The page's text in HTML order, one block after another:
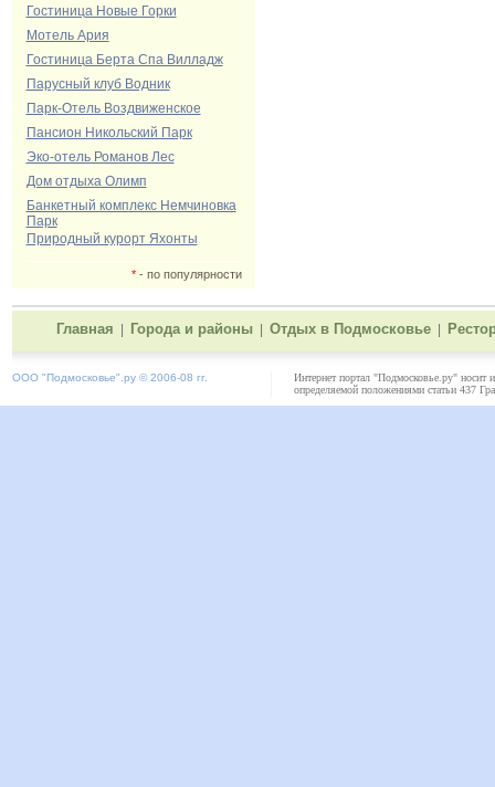
Гостиница Новые Горки
Мотель Ария
Гостиница Берта Спа Вилладж
Парусный клуб Водник
Парк-Отель Воздвиженское
Пансион Никольский Парк
Эко-отель Романов Лес
Дом отдыха Олимп
Банкетный комплекс Немчиновка
Парк
Природный курорт Яхонты
*- по популярности
Главная Города и районы Отдых в Подмосковье
ООО "Подмосковье" .ру © 2006-08 гг.
Интернет портал "Подмосковье.ру" носит
определяемой положениями статьи 437